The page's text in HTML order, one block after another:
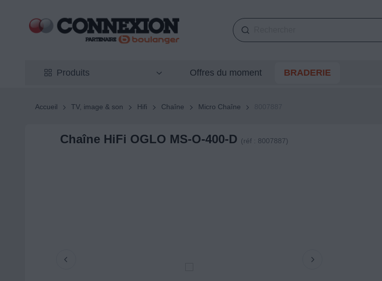
Produits Offres du moment BRADERIE
Accueil TV, image & son Hifi Chaîne Micro Chaîne
Chaîne HiFi OGLO MS-O-400-D (réf : 8007887)